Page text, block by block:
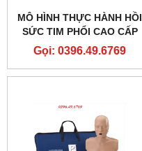
MÔ HÌNH THỰC HÀNH HỒI
SỨC TIM PHỔI CAO CẤP
CÓ TƯƠNG TÁC DI ĐỘNG
MODEL GD-HL/CPR2488
Gọi: 0396.49.6769